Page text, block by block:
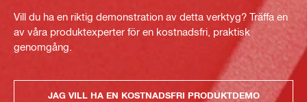
Vill du ha en riktig demonstration av detta verktyg? Träffa en
av våra produktexperter för en kostnadsfri, praktisk
genomgång.
JAG VILL HA EN KOSTNADSFRI PRODUKTDEMO